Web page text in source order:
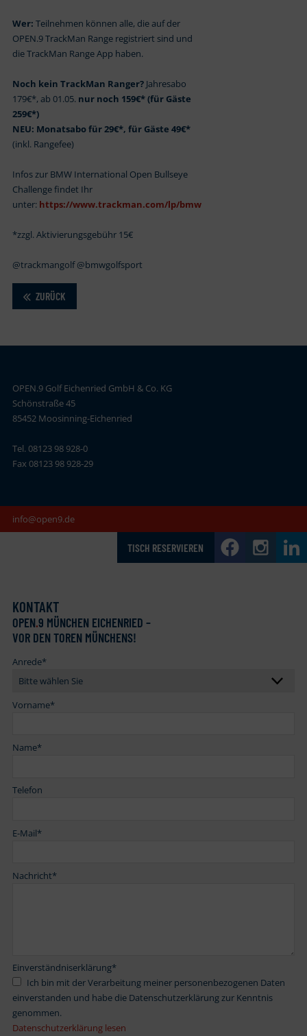
Wer: Teilnehmen können alle, die auf der
OPEN.9 TrackMan Range registriert sind und
die TrackMan Range App haben.
Noch kein TrackMan Ranger? Jahresabo
179€*, ab 01.05. nur noch 159€* (für Gäste
259€*)
NEU: Monatsabo für 29€*, für Gäste 49€*
(inkl. Rangefee)
Infos zur BMW International Open Bullseye
Challenge findet Ihr
unter: https://www.trackman.com/lp/bmw
*zzgl. Aktivierungsgebühr 15€
@trackmangolf @bmwgolfsport
ZURÜCK
OPEN.9 Golf Eichenried GmbH & Co. KG
Schönstraße 45
85452 Moosinning-Eichenried
Tel. 08123 98 928-0
Fax 08123 98 928-29
info@open9.de
TISCH RESERVIEREN
KONTAKT
OPEN.9 MÜNCHEN EICHENRIED –
VOR DEN TOREN MÜNCHENS!
Anrede*
Vorname*
Name*
Telefon
E-Mail*
Nachricht*
Einverständniserklärung*
einverstanden und habe die Datenschutzerklärung zur Kenntnis
genommen.
Datenschutzerklärung lesen